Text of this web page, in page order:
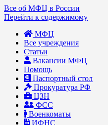
Все об МФЦ в России
Перейти к содержимому
МФЦ
Все учреждения
Статьи
Вакансии МФЦ
Помощь
Паспортный стол
Прокуратура РФ
ЦЗН
ФСС
Военкоматы
ИФНС